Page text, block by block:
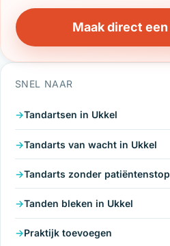
Maak direct
SNEL NAAR
Tandartsen in Ukkel
Tandarts van wacht in Ukkel
Tandarts zonder
Tanden bleken in Ukkel
Praktijk toevoegen